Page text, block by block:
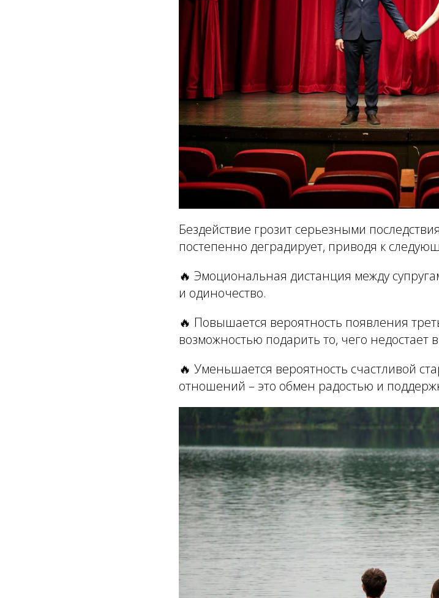
Бездействие грозит серьезными
постепенно деградирует, приводя к
🔥 Эмоциональная дистанция между
и одиночество.
🔥 Повышается вероятность появления
возможностью подарить то, чего недостает
🔥 Уменьшается вероятность счастливой
отношений – это обмен радостью и